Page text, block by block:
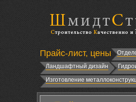
Прайс-лист, цены
Ландшафтный дизайн
Изготовление